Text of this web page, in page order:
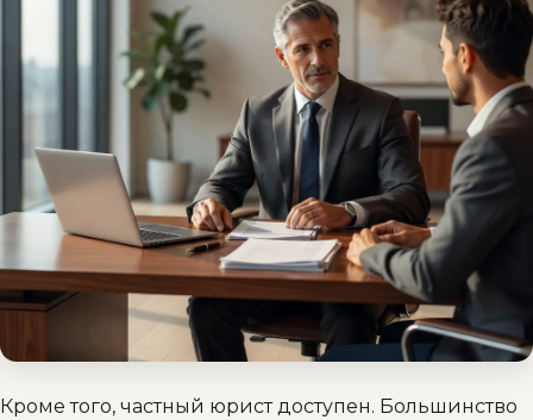
Кроме того, частный юрист доступен. Большинство